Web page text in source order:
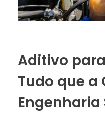
Aditivo
Tudo que a
Engenharia